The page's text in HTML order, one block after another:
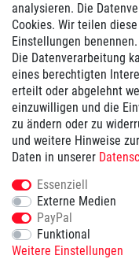
analysieren. Die
Cookies. Wir teilen
Einstellungen benennen.
Die Datenverarbeitung
eines berechtigten
erteilt oder abgelehnt
einzuwilligen und die
zu ändern oder zu
und weitere Hinweise
Daten in unserer
Essenziell
Externe Medien
PayPal
Funktional
Weitere Einstellungen
Wir bieten Ihnen
Versand
Wir versenden mit ...
Versandkostenfrei ab
Geprüfte Sicherheit: